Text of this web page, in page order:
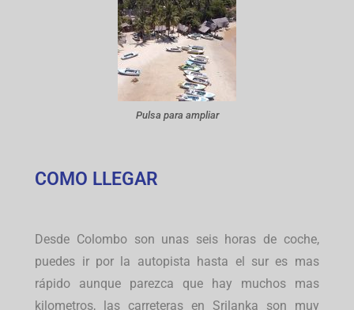
Pulsa para ampliar
COMO LLEGAR
Desde Colombo son unas seis horas de coche,
puedes ir por la autopista hasta el sur es mas
rápido aunque parezca que hay muchos mas
kilometros, las carreteras en Srilanka son muy